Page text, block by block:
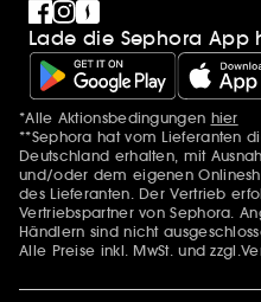
Lade die Sephora App
Zusätzlich Erwähnungen
*Alle Aktionsbedingungen hier
**Sephora hat vom Lieferanten
Deutschland erhalten, mit
und/oder dem eigenen
des Lieferanten. Der Vertrieb
Vertriebspartner von Sephora.
Händlern sind nicht
Alle Preise inkl. MwSt. und